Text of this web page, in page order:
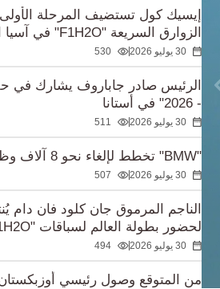
إيسيك كول تستضيف المرحلة
الزوارق السريعة "F1H2O" في آسيا الوسطى
30 يوليو 2026 530
الرئيس صادر جاباروف يشارك في
- 2026" في أستانا
30 يوليو 2026 511
"BMW" تخطط لإلغاء نحو 8 آلاف وظيفة حول العالم
30 يوليو 2026 507
الناجم المرموق جان كلود فان دام
لحضور بطولة العالم لسباقات "F1H2O"
30 يوليو 2026 494
من المتوقع وصول رئيسي